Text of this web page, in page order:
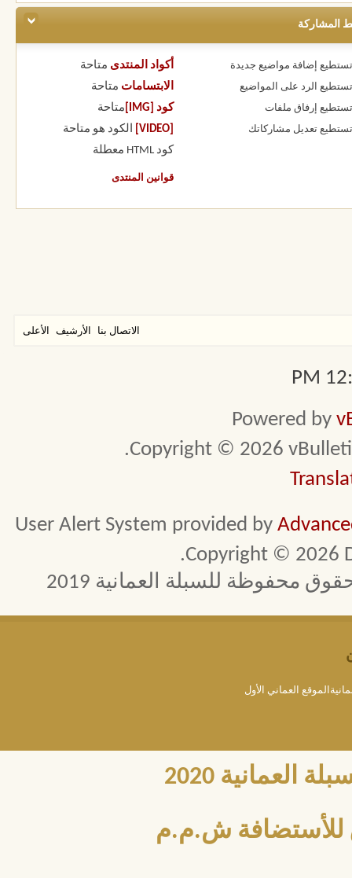
المشاركة
تستطيع إضافة مواضيع جديدة
تستطيع الرد على المواضيع
تستطيع إرفاق ملفات
تستطيع تعديل مشاركاتك
أكواد المنتدى متاحة
الابتسامات متاحة
كود [IMG]
متاحة
الكود هو متاحة
كود HTML
معطلة
قوانين المنتدى
الاتصال بنا الأرشيف الأعلى
Powered by
Copyright © 2026
User Alert System provided by
Copyright © 2026
محفوظة للسبلة العمانية 2019
العماني الأول
2020
للأستضافة ش.م.م